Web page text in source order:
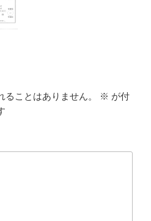
ることはありません。 ※ が付